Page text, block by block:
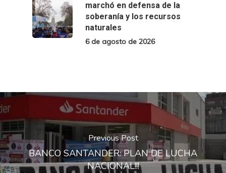
marchó en defensa de la
soberanía y los recursos
naturales
6 de agosto de 2026
Previous Post
BANCO SANTANDER: PLAN DE LUCHA
NACIONAL!!!